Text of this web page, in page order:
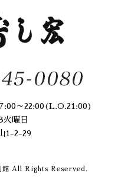
月
(1)
月
(2)
月(1)
月(1)
月(2)
月
(3)
(1)
～22:00(L.O.21:00)
曜日
1-2-29
All Rights Reserved.